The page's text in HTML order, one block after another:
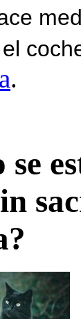
.
se